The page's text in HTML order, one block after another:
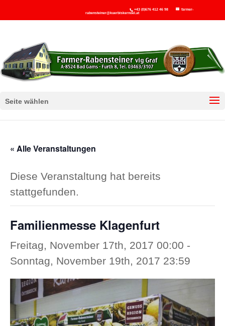
+43 (0)676 412 46 98
farmer-
rabensteiner@kuerbiskernoel.at
Seite wählen
« Alle Veranstaltungen
Diese Veranstaltung hat bereits
stattgefunden.
Familienmesse Klagenfurt
Freitag, November 17th, 2017 00:00 -
Sonntag, November 19th, 2017 23:59